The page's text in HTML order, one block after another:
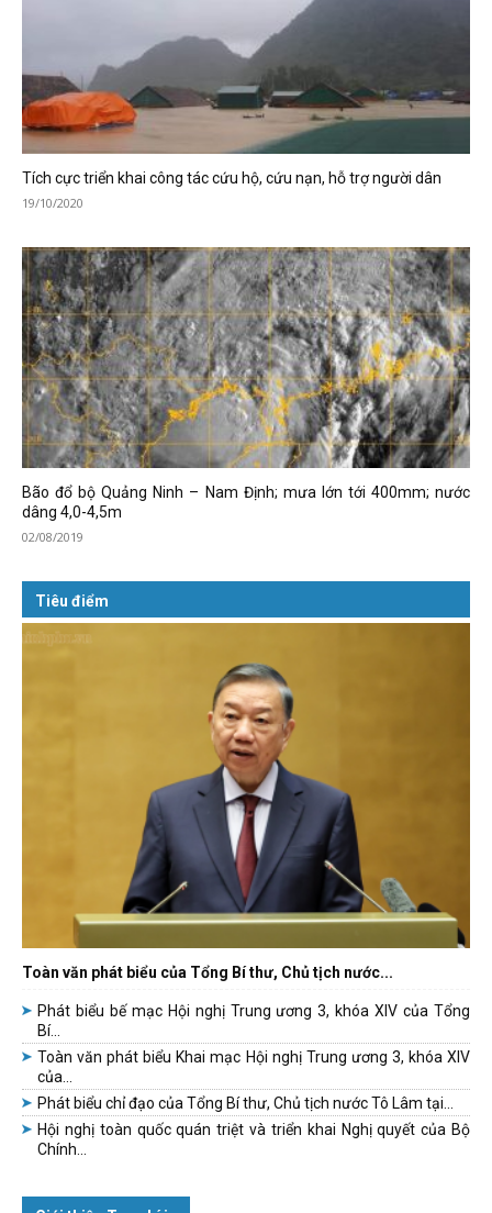
Tích cực triển khai công tác cứu hộ, cứu nạn, hỗ trợ người dân
19/10/2020
Bão đổ bộ Quảng Ninh – Nam Định; mưa lớn tới 400mm; nước
dâng 4,0-4,5m
02/08/2019
Tiêu điểm
Toàn văn phát biểu của Tổng Bí thư, Chủ tịch nước...
Phát biểu bế mạc Hội nghị Trung ương 3, khóa XIV của Tổng
Bí...
Toàn văn phát biểu Khai mạc Hội nghị Trung ương 3, khóa XIV
của...
Phát biểu chỉ đạo của Tổng Bí thư, Chủ tịch nước Tô Lâm tại...
Hội nghị toàn quốc quán triệt và triển khai Nghị quyết của Bộ
Chính...